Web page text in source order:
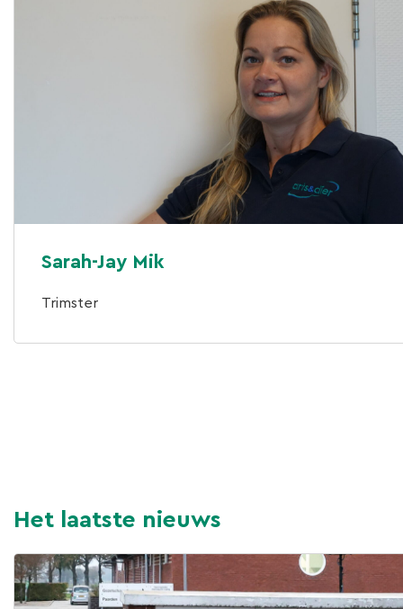
Sarah-Jay Mik
Trimster
Het laatste nieuws